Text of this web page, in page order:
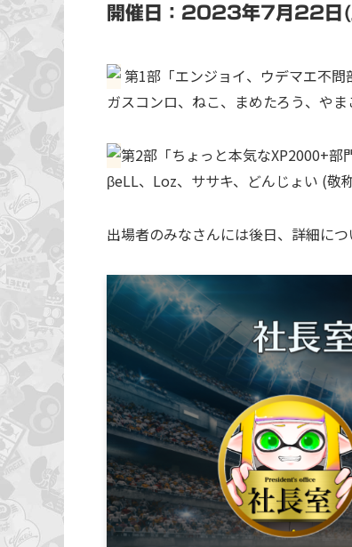
開催日：2023年7月22日(
第1部「エンジョイ、ウデマエ不問
ガスコンロ、ねこ、まめたろう、や
第2部「ちょっと本気なXP2000+部
βeLL、Loz、ササキ、どんじょい (敬
出場者のみなさんには後日、詳細につ